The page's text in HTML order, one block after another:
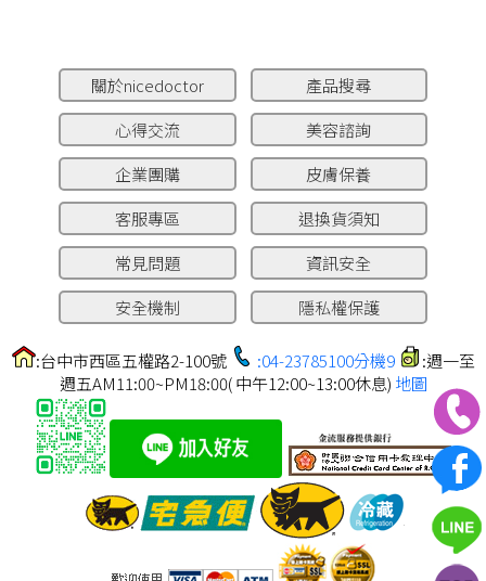
關於nicedoctor
產品搜尋
心得交流
美容諮詢
企業團購
皮膚保養
客服專區
退換貨須知
常見問題
資訊安全
安全機制
隱私權保護
:台中市西區五權路2-100號 :04-23785100分機9
:週一至
週五AM11:00~PM18:00( 中午12:00~13:00休息) 地圖